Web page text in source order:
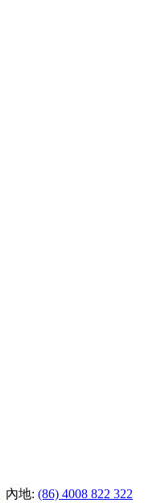
內地: (86) 4008 822 322